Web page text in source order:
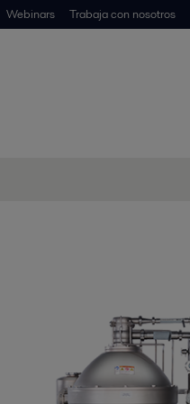
Webinars Trabaja con nosotros